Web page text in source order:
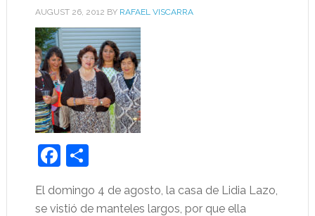
AUGUST 26, 2012 BY RAFAEL VISCARRA
Facebook
Share
El domingo 4 de agosto, la casa de Lidia Lazo,
se vistió de manteles largos, por que ella